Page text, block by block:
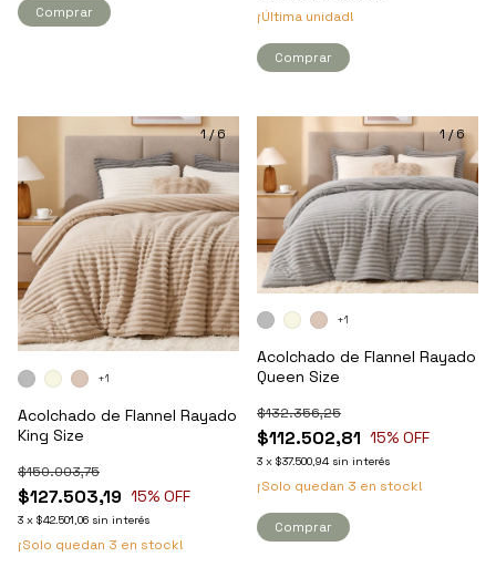
Comprar ¡Última unidad!
Comprar
1/6
Acolchado de Flannel Rayado
King Size
$127.503,19
$150.003,75
15% OFF
3 x $42.501,06 sin interés
¡Solo quedan 3 en stock!
+1
1/6
Acolchado de Flannel Rayado
Queen Size
$112.502,81
$132.356,25
15% OFF
3 x $37.500,94 sin interés
¡Solo quedan 3 en stock!
+1
Comprar